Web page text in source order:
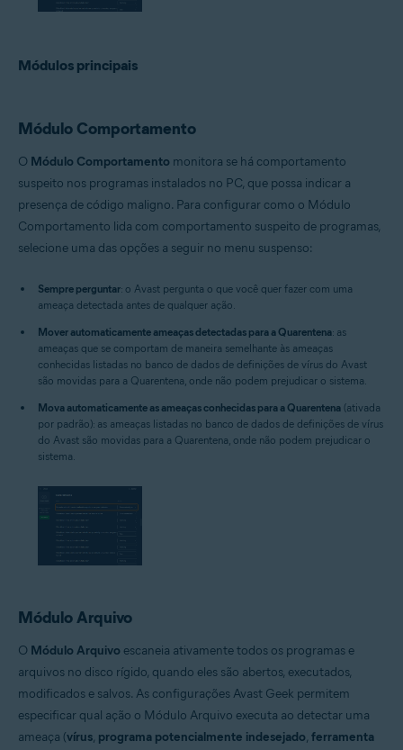
Módulos principais
Módulo Comportamento
O Módulo Comportamento monitora se há comportamento
suspeito nos programas instalados no PC, que possa indicar a
presença de código maligno. Para configurar como o Módulo
Comportamento lida com comportamento suspeito de programas,
selecione uma das opções a seguir no menu suspenso:
Sempre perguntar: o Avast pergunta o que você quer fazer com uma
ameaça detectada antes de qualquer ação.
Mover automaticamente ameaças detectadas para a Quarentena: as
ameaças que se comportam de maneira semelhante às ameaças
conhecidas listadas no banco de dados de definições de vírus do Avast
são movidas para a Quarentena, onde não podem prejudicar o sistema.
Mova automaticamente as ameaças conhecidas para a Quarentena (ativada
por padrão): as ameaças listadas no banco de dados de definições de vírus
do Avast são movidas para a Quarentena, onde não podem prejudicar o
sistema.
Módulo Arquivo
O Módulo Arquivo escaneia ativamente todos os programas e
arquivos no disco rígido, quando eles são abertos, executados,
modificados e salvos. As configurações Avast Geek permitem
especificar qual ação o Módulo Arquivo executa ao detectar uma
ameaça (vírus, programa potencialmente indesejado, ferramenta